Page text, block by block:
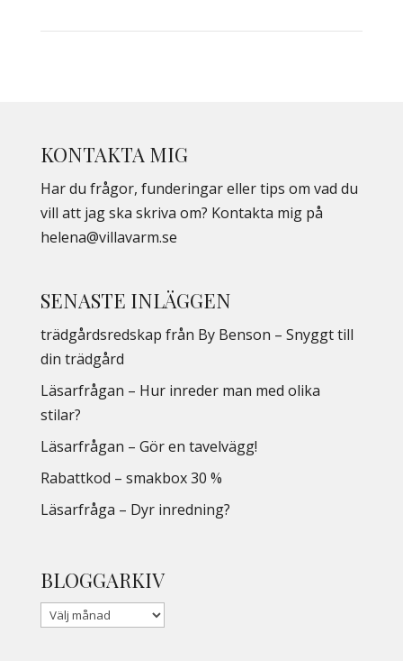
KONTAKTA MIG
Har du frågor, funderingar eller tips om vad du
vill att jag ska skriva om? Kontakta mig på
helena@villavarm.se
SENASTE INLÄGGEN
trädgårdsredskap från By Benson – Snyggt till
din trädgård
Läsarfrågan – Hur inreder man med olika
stilar?
Läsarfrågan – Gör en tavelvägg!
Rabattkod – smakbox 30 %
Läsarfråga – Dyr inredning?
BLOGGARKIV